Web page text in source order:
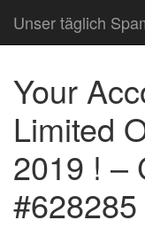
Unser täglich
Your
Limited
2019 ! –
#628285